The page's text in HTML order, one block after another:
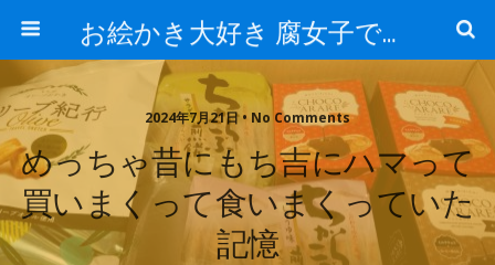
お絵かき大好き 腐女子でゲーマーのおかしな生活
2024年7月21日 • No Comments
めっちゃ昔にもち吉にハマって
買いまくって食いまくっていた
記憶